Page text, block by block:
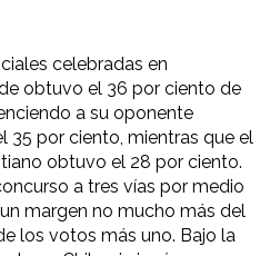
celebradas en
obtuvo el 36 por ciento de
a su oponente
35 por ciento, mientras que el
obtuvo el 28 por ciento.
a tres vías por medio
margen no mucho más del
los votos más uno. Bajo la